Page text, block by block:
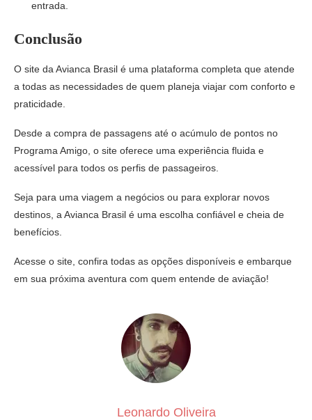
entrada.
Conclusão
O site da Avianca Brasil é uma plataforma completa que atende
a todas as necessidades de quem planeja viajar com conforto e
praticidade.
Desde a compra de passagens até o acúmulo de pontos no
Programa Amigo, o site oferece uma experiência fluida e
acessível para todos os perfis de passageiros.
Seja para uma viagem a negócios ou para explorar novos
destinos, a Avianca Brasil é uma escolha confiável e cheia de
benefícios.
Acesse o site, confira todas as opções disponíveis e embarque
em sua próxima aventura com quem entende de aviação!
Leonardo Oliveira